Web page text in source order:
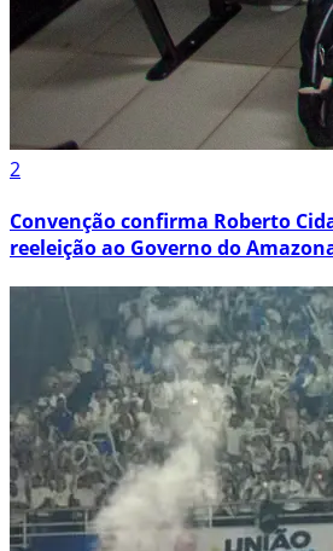
2
Convenção confirma Roberto
reeleição ao Governo do